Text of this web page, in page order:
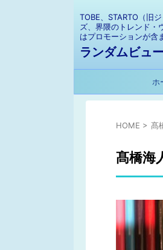
TOBE、STARTO（旧
ズ、界隈のトレンド・
はプロモーションが含
ランダムビュ
ホ
HOME > 髙
髙橋海